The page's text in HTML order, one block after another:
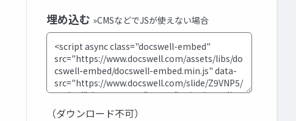
埋め込む »CMSなどでJSが使えない場合
（ダウンロード不可）